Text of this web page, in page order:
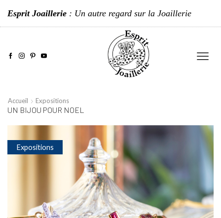
Esprit Joaillerie : Un autre regard sur la Joaillerie
Accueil Expositions
UN BIJOU POUR NOEL
Expositions